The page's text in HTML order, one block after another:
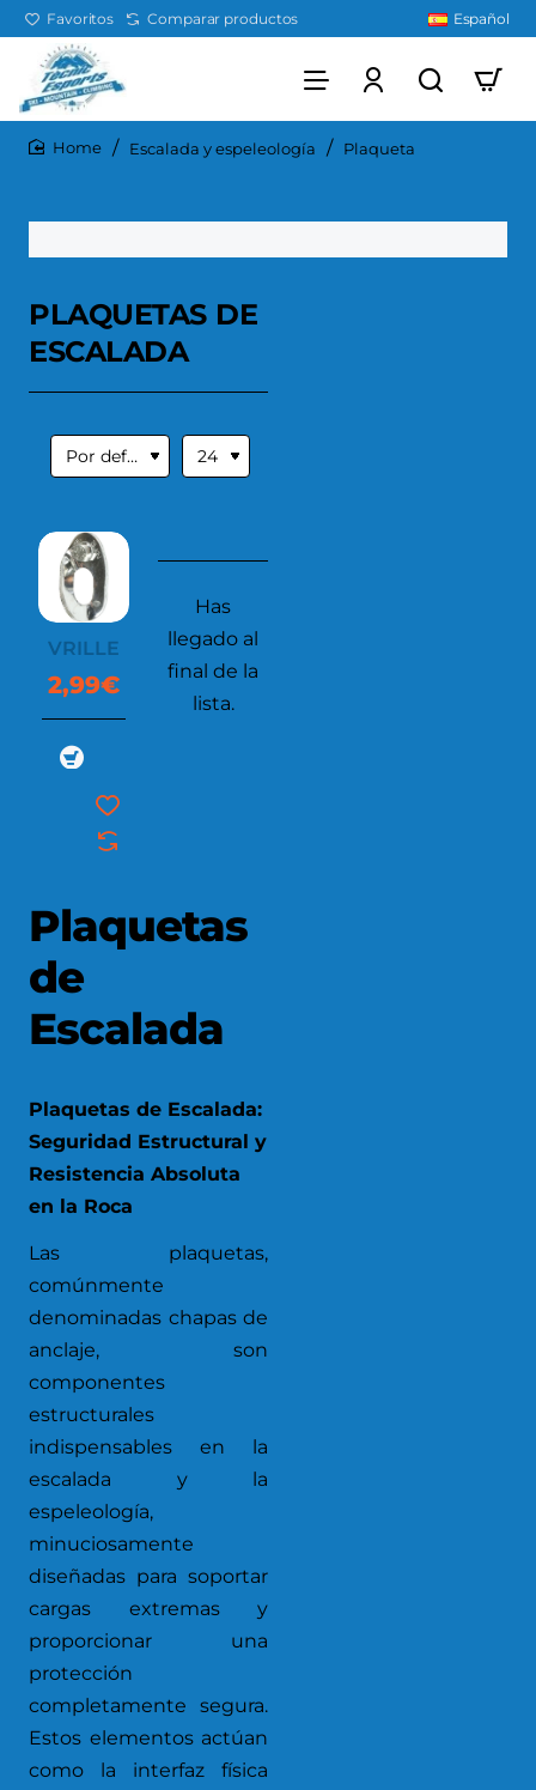
Favoritos Comparar productos Español
Escalada y espeleología Plaqueta
PLAQUETAS DE
ESCALADA
Plaquetas
de
Escalada
Plaquetas de Escalada:
Seguridad Estructural y
Resistencia Absoluta
en la Roca
Las plaquetas,
comúnmente
denominadas chapas de
anclaje, son
componentes
estructurales
indispensables en la
escalada y la
espeleología,
minuciosamente
diseñadas para soportar
cargas extremas y
proporcionar una
protección
completamente segura.
Estos elementos actúan
como la interfaz física
VRILLE
2,99€
Has
llegado al
final de la
lista.